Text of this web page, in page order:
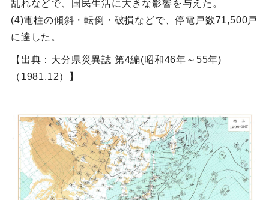
乱れなどで、国民生活に大きな影響を与えた。
(4)電柱の傾斜・転倒・破損などで、停電戸数71,500戸
に達した。
【出典：大分県災異誌 第4編(昭和46年～55年)
（1981.12）】